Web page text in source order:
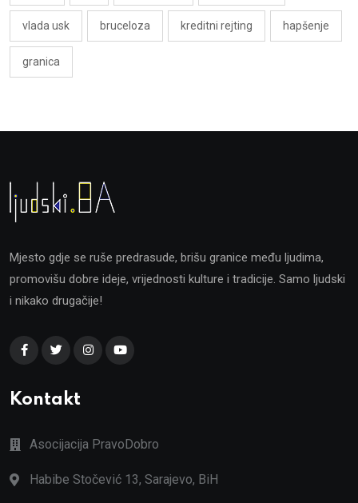
vlada usk bruceloza kreditni rejting hapšenje
granica
Mjesto gdje se ruše predrasude, brišu granice među ljudima,
promovišu dobre ideje, vrijednosti kulture i tradicije. Samo ljudski
i nikako drugačije!
Kontakt
Asocijacija PravoDobro
Habibe Stočević 13, Sarajevo, BiH